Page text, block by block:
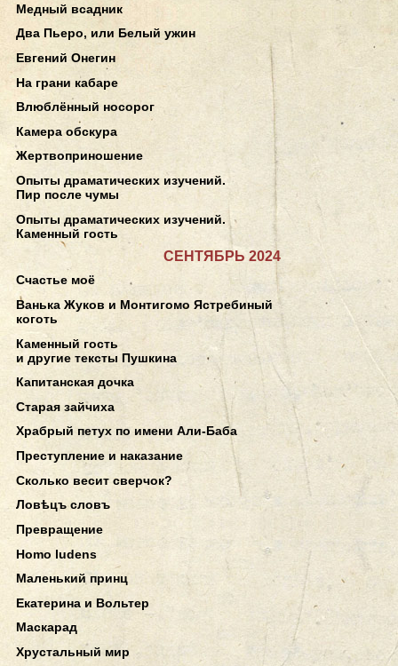
Медный всадник
Два Пьеро, или Белый ужин
Евгений Онегин
На грани кабаре
Влюблённый носорог
Камера обскура
Жертвоприношение
Опыты драматических изучений.
Пир после чумы
Опыты драматических изучений.
Каменный гость
СЕНТЯБРЬ 2024
Счастье моё
Ванька Жуков и Монтигомо Ястребиный
коготь
Каменный гость
и другие тексты Пушкина
Капитанская дочка
Старая зайчиха
Храбрый петух по имени Али-Баба
Преступление и наказание
Сколько весит сверчок?
Ловѣцъ словъ
Превращение
Homo ludens
Маленький принц
Екатерина и Вольтер
Маскарад
Хрустальный мир